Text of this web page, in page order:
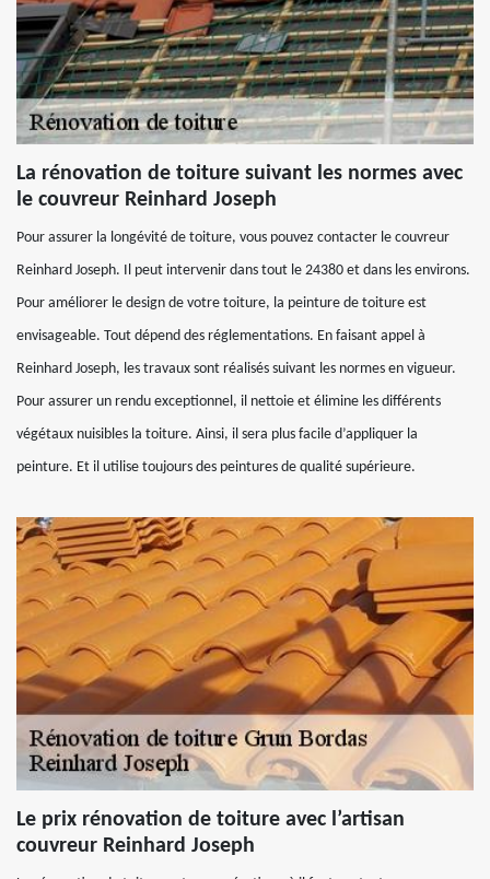
La rénovation de toiture suivant les normes avec
le couvreur Reinhard Joseph
Pour assurer la longévité de toiture, vous pouvez contacter le couvreur
Reinhard Joseph. Il peut intervenir dans tout le 24380 et dans les environs.
Pour améliorer le design de votre toiture, la peinture de toiture est
envisageable. Tout dépend des réglementations. En faisant appel à
Reinhard Joseph, les travaux sont réalisés suivant les normes en vigueur.
Pour assurer un rendu exceptionnel, il nettoie et élimine les différents
végétaux nuisibles la toiture. Ainsi, il sera plus facile d’appliquer la
peinture. Et il utilise toujours des peintures de qualité supérieure.
Le prix rénovation de toiture avec l’artisan
couvreur Reinhard Joseph